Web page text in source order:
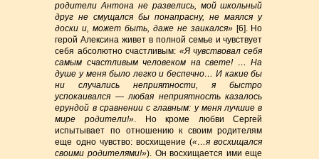
родители Антона не развелись, мой школьный
друг не смущался бы понапрасну, не маялся у
доски и, может быть, даже не заикался»[6]. Но
герой Алексина живет в полной семье и чувствует
себя абсолютно счастливым: «Я чувствовал себя
самым счастливым человеком на свете! … На
душе у меня было легко и беспечно… И какие бы
ни случались неприятности, я быстро
успокаивался — любая неприятность казалось
ерундой в сравнении с главным: у меня лучшие в
мире родители!». Но кроме любви Сергей
испытывает по отношению к своим родителям
еще одно чувство: восхищение («…я восхищался
своими родителями!»). Он восхищается ими еще